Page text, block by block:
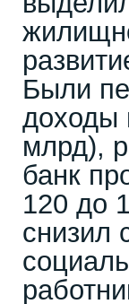
Были
доходы
млрд),
банк
120 до
снизил